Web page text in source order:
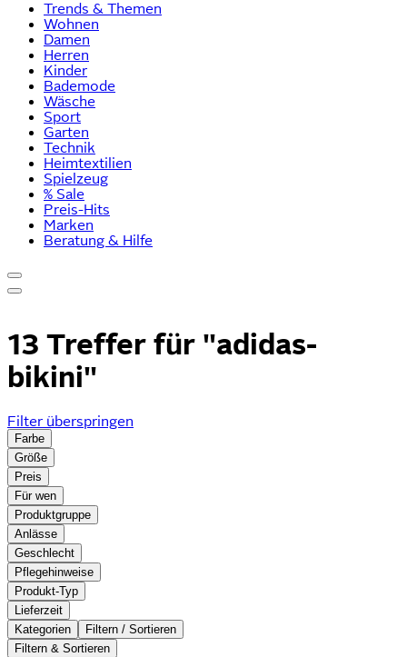
Trends & Themen
Wohnen
Damen
Herren
Kinder
Bademode
Wäsche
Sport
Garten
Technik
Heimtextilien
Spielzeug
% Sale
Preis-Hits
Marken
Beratung & Hilfe
13 Treffer für "adidas-
bikini"
Filter überspringen
Farbe
Größe
Preis
Für wen
Produktgruppe
Anlässe
Geschlecht
Pflegehinweise
Produkt-Typ
Lieferzeit
Kategorien
Filtern / Sortieren
Filtern & Sortieren